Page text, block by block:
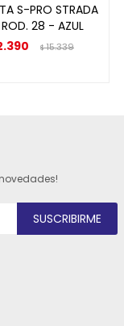
S-PRO STRADA
28 - AZUL
$15.339
SUSCRIBIRME